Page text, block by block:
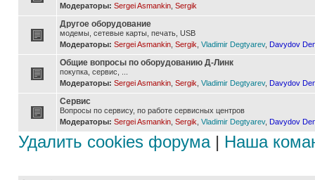
Модераторы: Sergei Asmankin Sergik
Другое оборудование
модемы, сетевые карты, печать, USB
Модераторы: Sergei Asmankin Sergik Vladimir Degtyarev, Davydov
Общие вопросы по оборудованию Д-Линк
покупка, сервис, ...
Модераторы: Sergei Asmankin Sergik Vladimir Degtyarev, Davydov
Сервис
Вопросы по сервису, по работе сервисных центров
Модераторы: Sergei Asmankin Sergik Vladimir Degtyarev, Davydov
Удалить cookies форума| Наша